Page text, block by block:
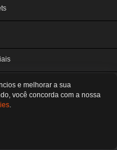
DE INFORMATICA LTDA
| Curitiba-PR
aplicam.
12H / 13H às 18H
ATENDIMENTO LOCAL
cookies
e melhorar a sua
você concorda com a nossa
.